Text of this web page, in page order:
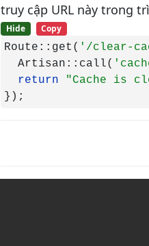
truy cập URL này trong
Hide Copy
Route::get( '/clear-
  Artisan::call(
return
"Cache is
});